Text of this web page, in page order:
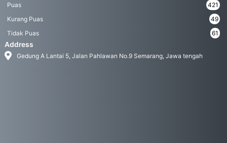
Puas
421
Kurang Puas
49
Tidak Puas
61
Address
Gedung A Lantai 5, Jalan Pahlawan No.9 Semarang, Jawa tengah